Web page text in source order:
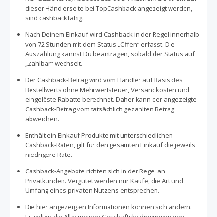
diesen innerhalb von 30 Tagen an das Unternehmen
zurücksenden. Bei Fragen oder benötigter Hilfe steht dir
ein LIVE CHAT, sowie ein 24h Kundenservice zur
Verfügung.
dieser Händlerseite bei TopCashback angezeigt werden,
sind cashbackfähig.
Nach Deinem Einkauf wird Cashback in der Regel innerhalb
von 72 Stunden mit dem Status „Offen“ erfasst. Die
Auszahlung kannst Du beantragen, sobald der Status auf
„Zahlbar“ wechselt.
Der Cashback-Betrag wird vom Händler auf Basis des
Bestellwerts ohne Mehrwertsteuer, Versandkosten und
eingelöste Rabatte berechnet. Daher kann der angezeigte
Cashback-Betrag vom tatsächlich gezahlten Betrag
abweichen.
Enthält ein Einkauf Produkte mit unterschiedlichen
Cashback-Raten, gilt für den gesamten Einkauf die jeweils
niedrigere Rate.
Cashback-Angebote richten sich in der Regel an
Privatkunden. Vergütet werden nur Käufe, die Art und
Umfang eines privaten Nutzens entsprechen.
Die hier angezeigten Informationen können sich ändern.